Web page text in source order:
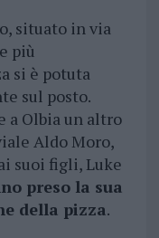
situato in via
più
si è potuta
sul posto.
a Olbia un altro
Aldo Moro,
suoi figli, Luke
preso la sua
della pizza.